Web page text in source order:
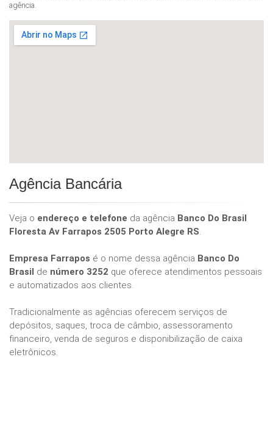
agência.
Agência Bancária
Veja o endereço e telefone da agência Banco Do Brasil
Floresta Av Farrapos 2505 Porto Alegre RS.
Empresa Farrapos é o nome dessa agência Banco Do
Brasil de número 3252 que oferece atendimentos pessoais
e automatizados aos clientes.
Tradicionalmente as agências oferecem serviços de
depósitos, saques, troca de câmbio, assessoramento
financeiro, venda de seguros e disponibilização de caixa
eletrônicos.